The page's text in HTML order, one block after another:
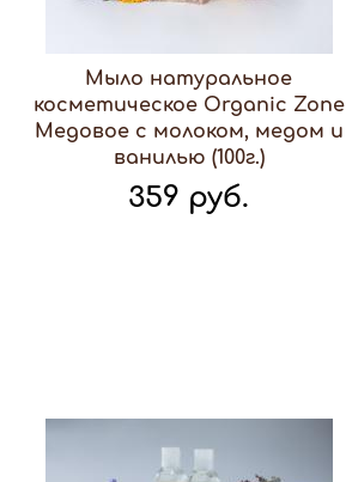
Мыло натуральное
косметическое Organic Zone
Медовое с молоком, медом и
ванилью (100г.)
359 руб.